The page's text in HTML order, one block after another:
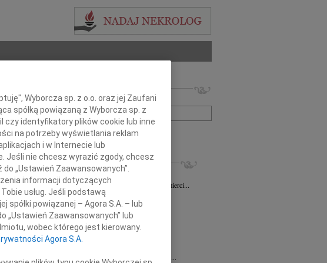
Imię i nazwisko lub numer ogłoszenia:
+ szukanie zaawansowane
INNE NEKROLOGI
Tadeusz Gapiński 03.08.2026
Z dużym żalem przyjęliśmy wiadomość o śmierci...
31.07.2026Łódź
Wyrazy głębokiego współczucia dla...
29.07.2026
Łódź
Wyrazy współczucia Pani Janinie...
27.07.2026
Pani Joannie Nowińskiej wyrazy głębokiego...
Wyborcza sp. z o.o. oraz jej Zaufani
spółką powiązaną z Wyborcza sp. z
czy identyfikatory plików cookie lub inne
na potrzeby wyświetlania reklam
i w Internecie lub
Jeśli nie chcesz wyrazić zgody, chcesz
„Ustawień Zaawansowanych”.
informacji dotyczących
usług. Jeśli podstawą
powiązanej – Agora S.A. – lub
„Ustawień Zaawansowanych” lub
wobec którego jest kierowany.
Agora S.A.